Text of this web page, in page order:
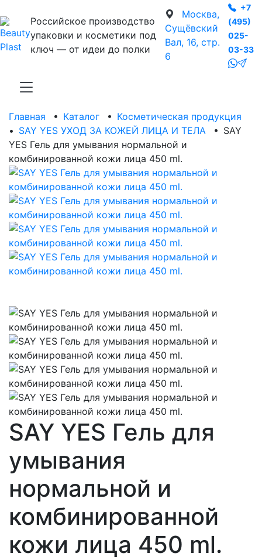
Российское производство
упаковки и косметики под
ключ — от идеи до полки
Москва,
Сущёвский
Вал, 16, стр.
6
+7
(495)
025-
03-33
Главная • Каталог • Косметическая продукция
• SAY YES УХОД ЗА КОЖЕЙ ЛИЦА И ТЕЛА • SAY
YES Гель для умывания нормальной и
комбинированной кожи лица 450 ml.
SAY YES Гель для
умывания
нормальной и
комбинированной
кожи лица 450 ml.